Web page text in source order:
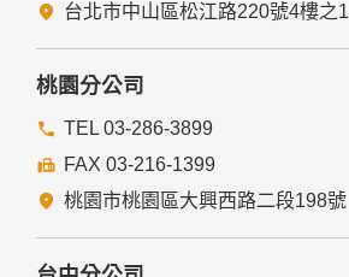
台北市中山區松江路220號4樓之1
桃園分公司
TEL 03-286-3899
FAX 03-216-1399
桃園市桃園區大興西路二段198號